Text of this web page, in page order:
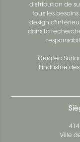
distribution de
tous les
design
dans la
Ceratec
l’industrie
Ville